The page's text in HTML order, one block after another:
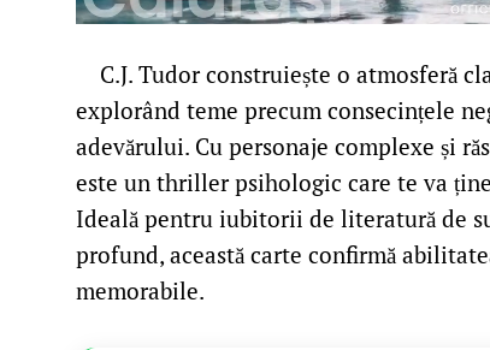
C.J. Tudor construiește o atmosferă
explorând teme precum consecințele
adevărului. Cu personaje complexe și
este un thriller psihologic care te va
Ideală pentru iubitorii de literatură de
profund, această carte confirmă
memorabile.